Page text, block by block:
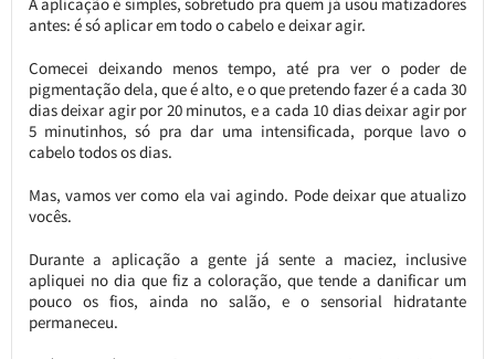
antes: é só aplicar em todo o cabelo e deixar agir.
Comecei deixando menos tempo, até pra ver o poder de
pigmentação dela, que é alto, e o que pretendo fazer é a cada 30
dias deixar agir por 20 minutos, e a cada 10 dias deixar agir por
5 minutinhos, só pra dar uma intensificada, porque lavo o
cabelo todos os dias.
Mas, vamos ver como ela vai agindo. Pode deixar que atualizo
vocês.
Durante a aplicação a gente já sente a maciez, inclusive
apliquei no dia que fiz a coloração, que tende a danificar um
pouco os fios, ainda no salão, e o sensorial hidratante
permaneceu.